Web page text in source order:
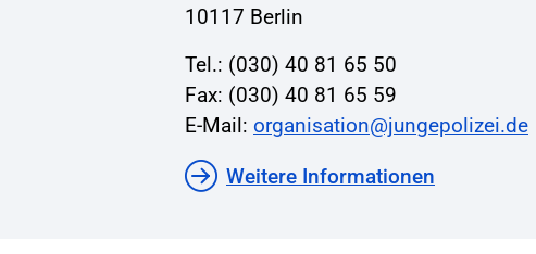
10117 Berlin
Tel.: (030) 40 81 65 50
Fax: (030) 40 81 65 59
E-Mail: organisation@jungepolizei.de
Weitere Informationen